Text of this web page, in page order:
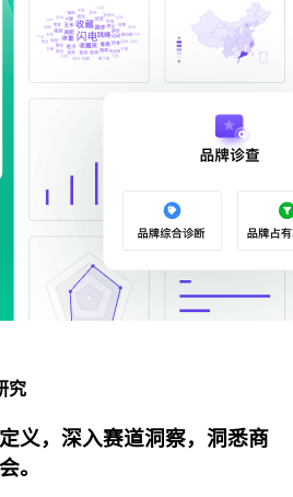
究
义，深入赛道洞察，洞悉商
。